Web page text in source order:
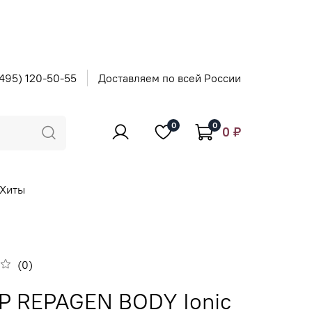
120-50-55 Доставляем по всей России
0 0 0 ₽
Хиты
(0)
REPAGEN BODY Ionic